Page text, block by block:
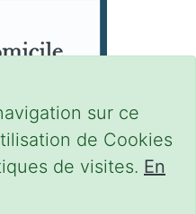
sur ce
de Cookies
de visites. En